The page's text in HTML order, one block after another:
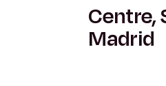
Centre,
Madrid